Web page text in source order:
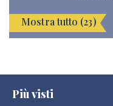
Mostra tutto (23)
Più visti